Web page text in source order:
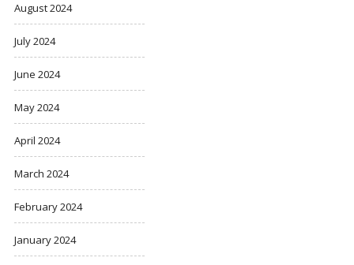
August 2024
July 2024
June 2024
May 2024
April 2024
March 2024
February 2024
January 2024